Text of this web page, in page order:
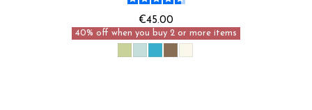
€45.00
40% off when you buy 2 or more items